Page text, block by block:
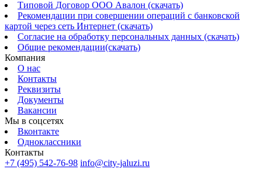
Типовой Договор ООО Авалон (скачать)
Рекомендации при совершении операций с банковской
картой через сеть Интернет (скачать)
Согласие на обработку персональных данных (скачать)
Общие рекомендации(скачать)
Компания
О нас
Контакты
Реквизиты
Документы
Вакансии
Мы в соцсетях
Вконтакте
Одноклассники
Контакты
+7 (495) 542-76-98 info@city-jaluzi.ru